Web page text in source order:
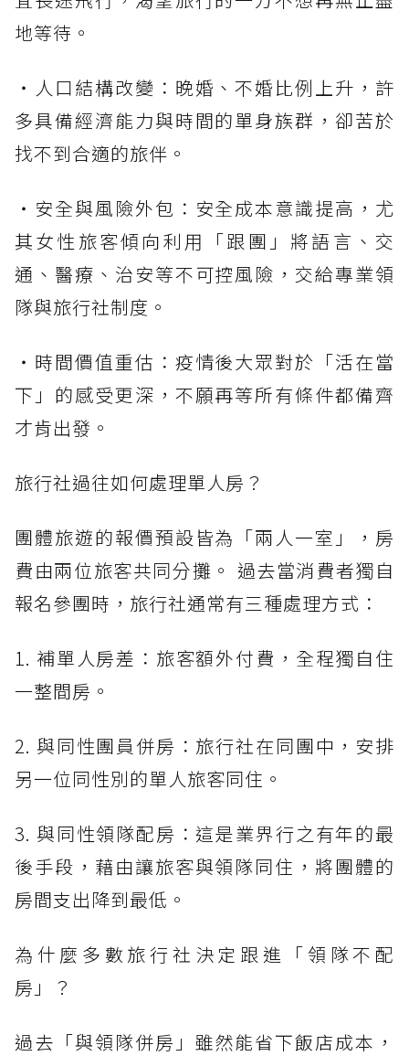
地等待。
・人口結構改變：晚婚、不婚比例上升，許
多具備經濟能力與時間的單身族群，卻苦於
找不到合適的旅伴。
・安全與風險外包：安全成本意識提高，尤
其女性旅客傾向利用「跟團」將語言、交
通、醫療、治安等不可控風險，交給專業領
隊與旅行社制度。
・時間價值重估：疫情後大眾對於「活在當
下」的感受更深，不願再等所有條件都備齊
才肯出發。
旅行社過往如何處理單人房？
團體旅遊的報價預設皆為「兩人一室」，房
費由兩位旅客共同分攤。 過去當消費者獨自
報名參團時，旅行社通常有三種處理方式：
1. 補單人房差：旅客額外付費，全程獨自住
一整間房。
2. 與同性團員併房：旅行社在同團中，安排
另一位同性別的單人旅客同住。
3. 與同性領隊配房：這是業界行之有年的最
後手段，藉由讓旅客與領隊同住，將團體的
房間支出降到最低。
為什麼多數旅行社決定跟進「領隊不配
房」？
過去「與領隊併房」雖然能省下飯店成本，